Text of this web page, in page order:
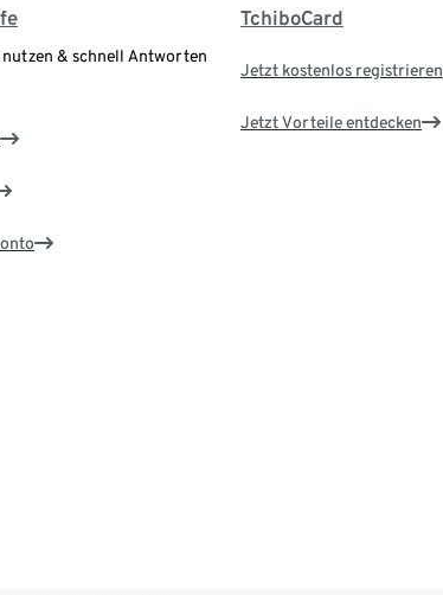
& schnell Antworten
TchiboCard
Jetzt kostenlos registrieren
Jetzt Vorteile entdecken